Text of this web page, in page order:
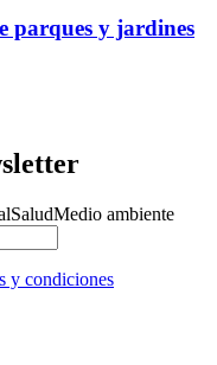
parques y jardines
SaludMedio ambiente
y condiciones